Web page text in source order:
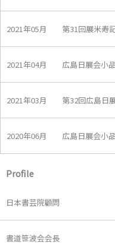
2021年05月 第31回展米寿
2021年04月 広島日展会小
2021年03月 第32回広島日
2020年06月 広島日展会小
Profile
日本書芸院顧問
書道笹波会会長